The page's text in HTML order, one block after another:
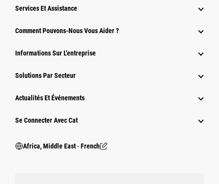
Services Et Assistance
Comment Pouvons-Nous Vous Aider ?
Informations Sur L'entreprise
Solutions Par Secteur
Actualités Et Événements
Se Connecter Avec Cat
Africa, Middle East ‧ French